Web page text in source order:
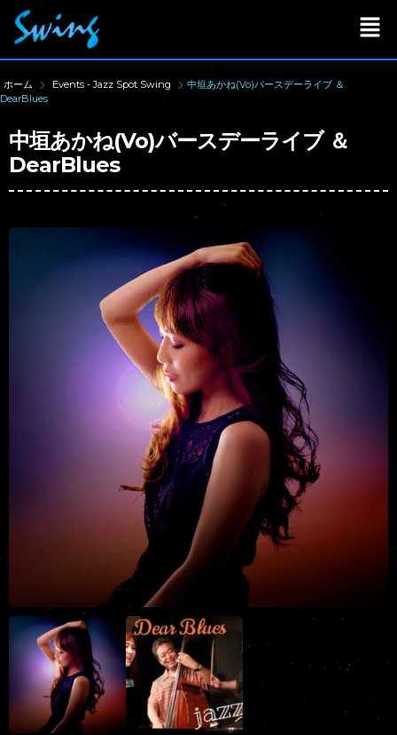
ホーム Events - Jazz Spot Swing
中垣あかね(Vo)バースデーライブ ＆
DearBlues
中垣あかね(Vo)バースデーライブ ＆
DearBlues